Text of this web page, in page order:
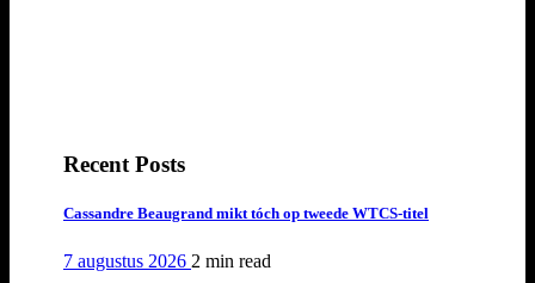
Recent Posts
Cassandre Beaugrand mikt tóch op tweede WTCS-titel
7 augustus 2026 2 min read